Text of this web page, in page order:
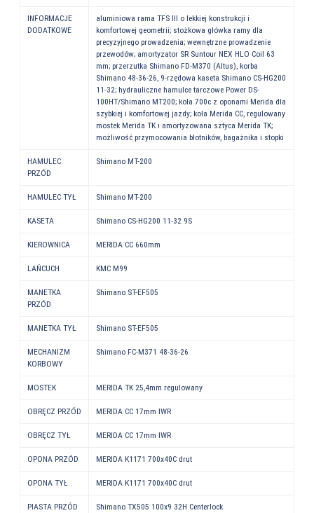
INFORMACJE
DODATKOWE
aluminiowa rama TFS III o lekkiej konstrukcji i
komfortowej geometrii; stożkowa główka ramy dla
precyzyjnego prowadzenia; wewnętrzne prowadzenie
przewodów; amortyzator SR Suntour NEX HLO Coil 63
mm; przerzutka Shimano FD-M370 (Altus), korba
Shimano 48-36-26, 9-rzędowa kaseta Shimano CS-HG200
11-32; hydrauliczne hamulce tarczowe Power DS-
100HT/Shimano MT200; koła 700c z oponami Merida dla
szybkiej i komfortowej jazdy; koła Merida CC, regulowany
mostek Merida TK i amortyzowana sztyca Merida TK;
możliwość przymocowania błotników, bagażnika i stopki
HAMULEC
PRZÓD
Shimano MT-200
HAMULEC TYŁ Shimano MT-200
KASETA Shimano CS-HG200 11-32 9S
KIEROWNICA MERIDA CC 660mm
LAŃCUCH KMC M99
MANETKA
PRZÓD
Shimano ST-EF505
MANETKA TYŁ Shimano ST-EF505
MECHANIZM
KORBOWY
Shimano FC-M371 48-36-26
MOSTEK MERIDA TK 25,4mm regulowany
OBRĘCZ PRZÓD MERIDA CC 17mm IWR
OBRĘCZ TYŁ MERIDA CC 17mm IWR
OPONA PRZÓD MERIDA K1171 700x40C drut
OPONA TYŁ MERIDA K1171 700x40C drut
PIASTA PRZÓD Shimano TX505 100x9 32H Centerlock